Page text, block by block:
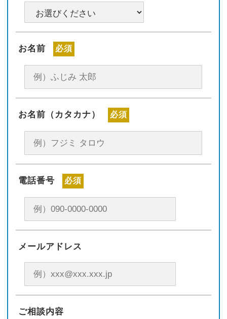
お名前 必須
お名前（カタカナ） 必須
電話番号 必須
メールアドレス
ご相談内容